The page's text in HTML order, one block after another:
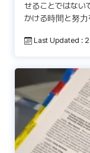
せることではない
かける時間と努
[…]Last Updated :